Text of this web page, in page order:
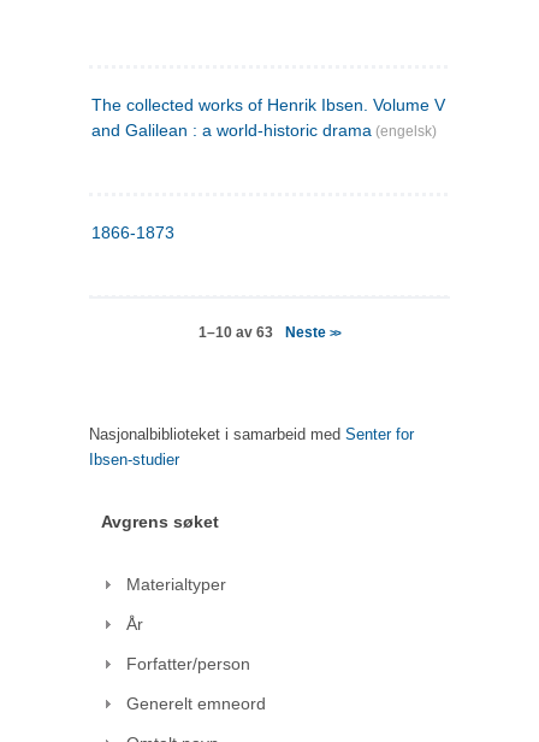
The collected works of Henrik Ibsen. Volume V : Emperor
and Galilean : a world-historic drama (engelsk)
1866-1873
1–10 av 63 Neste>>
Nasjonalbiblioteket i samarbeid med Senter for
Ibsen-studier
Avgrens søket
Materialtyper
År
Forfatter/person
Generelt emneord